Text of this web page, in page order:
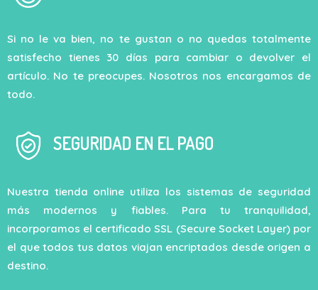
Si no le va bien, no te gustan o no quedas totalmente
satisfecho tienes 30 días para cambiar o devolver el
artículo. No te preocupes. Nosotros nos encargamos de
todo.
SEGURIDAD EN EL PAGO
Nuestra tienda online utiliza los sistemas de seguridad
más modernos y fiables. Para tu tranquilidad,
incorporamos el certificado SSL (Secure Socket Layer) por
el que todos tus datos viajan encriptados desde origen a
destino.